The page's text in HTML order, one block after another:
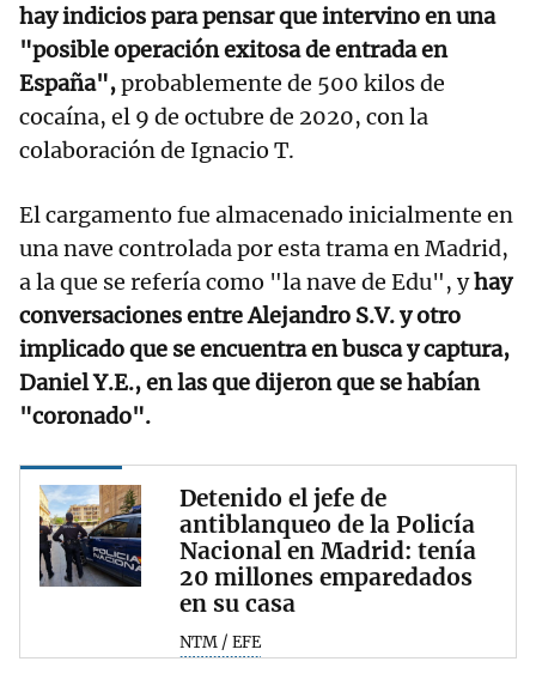
hay indicios para pensar que intervino en una
"posible operación exitosa de entrada en
España",probablemente de 500 kilos de
cocaína, el 9 de octubre de 2020, con la
colaboración de Ignacio T.
El cargamento fue almacenado inicialmente en
una nave controlada por esta trama en Madrid,
a la que se refería como "la nave de Edu", yhay
conversaciones entre Alejandro S.V. y otro
implicado que se encuentra en busca y captura,
Daniel Y.E., en las que dijeron que se habían
"coronado".
Detenido el jefe de
antiblanqueo de la Policía
Nacional en Madrid: tenía
20 millones emparedados
en su casa
NTM / EFE